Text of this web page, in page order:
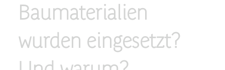
Baumaterialien
wurden eingesetzt?